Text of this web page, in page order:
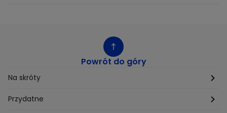
Powrót do góry
Na skróty
Etyka
Przydatne